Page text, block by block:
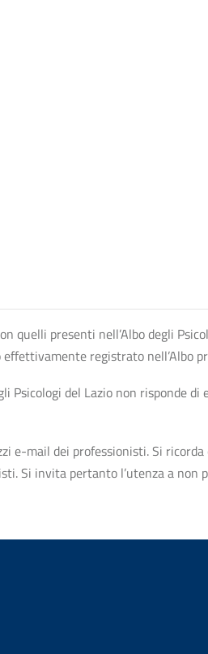
presenti nell’Albo degli
registrato nell’Albo
del Lazio non risponde
e-mail dei professionisti. Si
Si invita pertanto l’utenza a